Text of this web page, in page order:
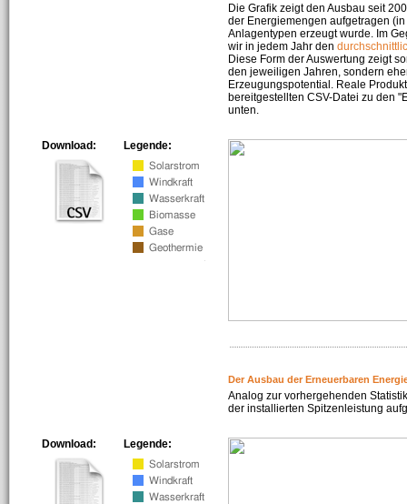
Die Grafik zeigt den Ausbau seit
der Energiemengen aufgetragen
Anlagentypen erzeugt wurde. Im
wir in jedem Jahr den
Diese Form der Auswertung zeigt
den jeweiligen Jahren, sondern
Erzeugungspotential. Reale
bereitgestellten CSV-Datei zu den
unten.
Legende:
Download:
Der Ausbau der Erneuerbaren
Analog zur vorhergehenden
der installierten Spitzenleistung
Legende:
Download: